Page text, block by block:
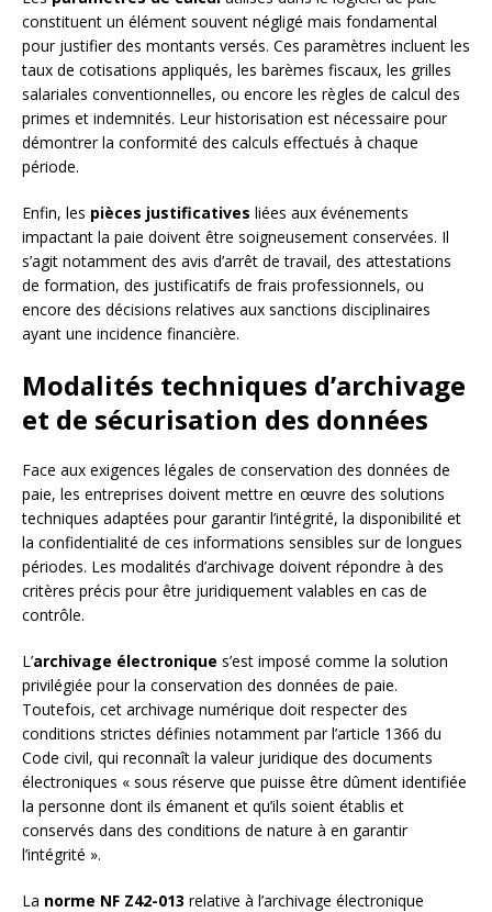
constituent un élément souvent négligé mais fondamental
pour justifier des montants versés. Ces paramètres incluent les
taux de cotisations appliqués, les barèmes fiscaux, les grilles
salariales conventionnelles, ou encore les règles de calcul des
primes et indemnités. Leur historisation est nécessaire pour
démontrer la conformité des calculs effectués à chaque
période.
Enfin, les pièces justificatives liées aux événements
impactant la paie doivent être soigneusement conservées. Il
s’agit notamment des avis d’arrêt de travail, des attestations
de formation, des justificatifs de frais professionnels, ou
encore des décisions relatives aux sanctions disciplinaires
ayant une incidence financière.
Modalités techniques d’archivage
et de sécurisation des données
Face aux exigences légales de conservation des données de
paie, les entreprises doivent mettre en œuvre des solutions
techniques adaptées pour garantir l’intégrité, la disponibilité et
la confidentialité de ces informations sensibles sur de longues
périodes. Les modalités d’archivage doivent répondre à des
critères précis pour être juridiquement valables en cas de
contrôle.
L’archivage électronique s’est imposé comme la solution
privilégiée pour la conservation des données de paie.
Toutefois, cet archivage numérique doit respecter des
conditions strictes définies notamment par l’article 1366 du
Code civil, qui reconnaît la valeur juridique des documents
électroniques « sous réserve que puisse être dûment identifiée
la personne dont ils émanent et qu’ils soient établis et
conservés dans des conditions de nature à en garantir
l’intégrité ».
La norme NF Z42-013 relative à l’archivage électronique